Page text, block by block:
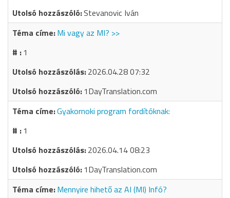
Stevanovic Iván
Mi vagy az MI? >>
1
2026.04.28 07:32
1DayTranslation.com
Gyakornoki program fordítóknak:
1
2026.04.14 08:23
1DayTranslation.com
Mennyire hihető az AI (MI) Infó?